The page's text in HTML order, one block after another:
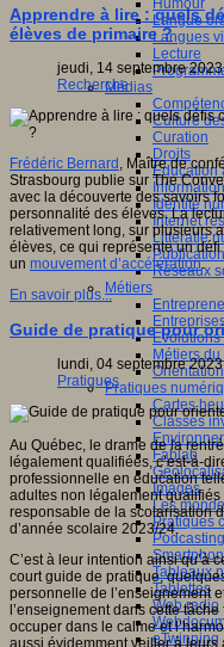
Humour
Langue
Langues
Lecture
Médias
Culture
Curation
Droits
Education
Identité
Internet
Littératie
Publication
Réseaux
Métiers
Evolutions
Métiers
Orientation
Pratiques
Cartes
Classes
Fablab
Images
Les
Pratiques
Podcasting
Tableaux
Tablettes
Web radio
eTwinning
Apprendre à lire : quels
élèves de primaire ?
jeudi, 14 septembre 2023
Recherche
Frédéric Bernard , Maître de
Strasbourg publie sur The
avec la découverte des savoirs
personnalité des élèves. La
relativement long, sur plusieurs
élèves, ce qui représente un
un mouvement d’accélération.
En savoir plus...
Guide de pratique pour
lundi, 04 septembre 2023
Pratiques
Au Québec, le drame de la
légalement qualifiées, c’est-à-
professionnelle en éducation
adultes non légalement
responsable de la scolarisation
d’année scolaire 2023/24.
C’est à leur intention ainsi qu’à
court guide de pratique,
personnelle de l’enseignement
l’enseignement dans cette
occuper dans le calme et